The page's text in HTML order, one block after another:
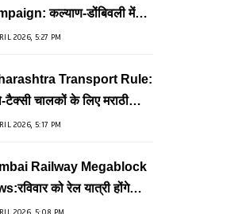
कल्याण-डोंबिवली में
का नया स्टिकर कैंपेन शुरू
2026, 5:27 PM
Transport Rule:
टैक्सी चालकों के लिए मराठी
फडणवीस सरकार का बड़ा
2026, 5:17 PM
Railway Megablock
को रेल यात्री होंगे
हार्बर लाइन पर 5 घंटे का ब्रेक
2026, 5:08 PM